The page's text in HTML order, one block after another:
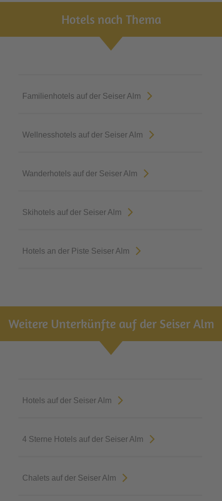
Hotels nach Thema
Familienhotels auf der Seiser Alm
Wellnesshotels auf der Seiser Alm
Wanderhotels auf der Seiser Alm
Skihotels auf der Seiser Alm
Hotels an der Piste Seiser Alm
Weitere Unterkünfte auf der Seiser Alm
Hotels auf der Seiser Alm
4 Sterne Hotels auf der Seiser Alm
Chalets auf der Seiser Alm